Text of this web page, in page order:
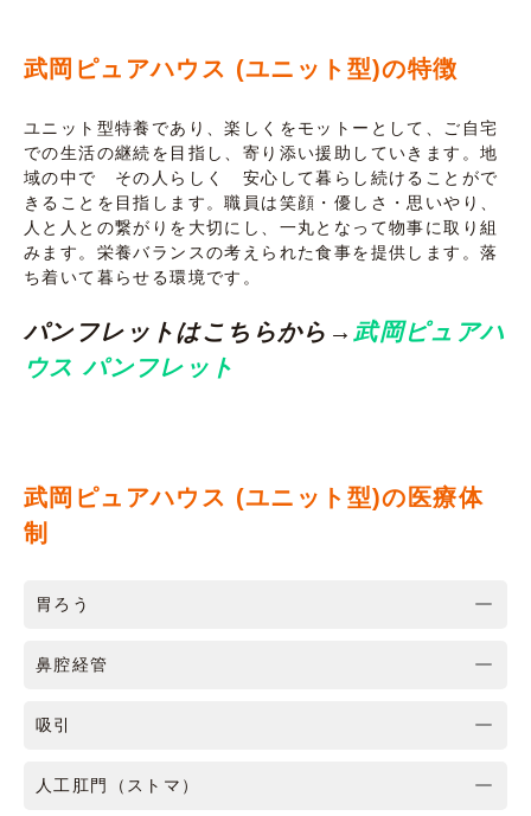
武岡ピュアハウス (ユニット型)の特徴
ユニット型特養であり、楽しくをモットーとして、ご自宅
での生活の継続を目指し、寄り添い援助していきます。地
域の中で その人らしく 安心して暮らし続けることがで
きることを目指します。職員は笑顔・優しさ・思いやり、
人と人との繋がりを大切にし、一丸となって物事に取り組
みます。栄養バランスの考えられた食事を提供します。落
ち着いて暮らせる環境です。
パンフレットはこちらから→ 武岡ピュアハ
ウス パンフレット
武岡ピュアハウス (ユニット型)の医療体
制
胃ろう
鼻腔経管
吸引
人工肛門（ストマ）